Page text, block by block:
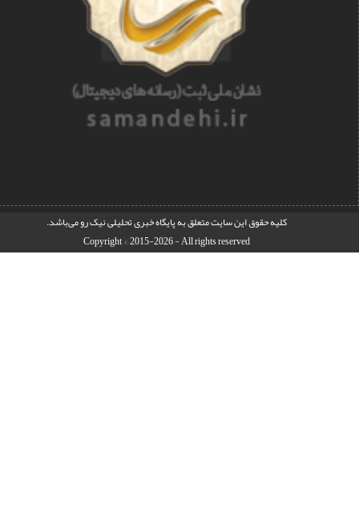
کليه حقوق اين سايت متعلق بهپایگاه خبری تحلیلی نیک رومی‌باشد.
Copyright © 2015-2026 - All rights reserved